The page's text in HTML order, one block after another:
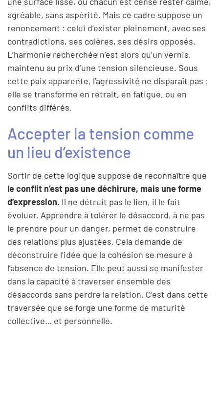
agréable, sans aspérité. Mais ce cadre suppose un
renoncement : celui d’exister pleinement, avec ses
contradictions, ses colères, ses désirs opposés.
L’harmonie recherchée n’est alors qu’un vernis,
maintenu au prix d’une tension silencieuse. Sous
cette paix apparente, l’agressivité ne disparaît pas :
elle se transforme en retrait, en fatigue, ou en
conflits différés.
Accepter la tension comme
un lieu d’existence
Sortir de cette logique suppose de reconnaître que
le conflit n’est pas une déchirure, mais une forme
d’expression. Il ne détruit pas le lien, il le fait
évoluer. Apprendre à tolérer le désaccord, à ne pas
le prendre pour un danger, permet de construire
des relations plus ajustées. Cela demande de
déconstruire l’idée que la cohésion se mesure à
l’absence de tension. Elle peut aussi se manifester
dans la capacité à traverser ensemble des
désaccords sans perdre la relation. C’est dans cette
traversée que se forge une forme de maturité
collective… et personnelle.